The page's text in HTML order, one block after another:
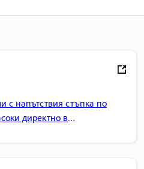
с напътствия стъпка по
директно в